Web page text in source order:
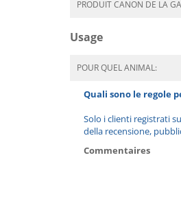
PRODUIT CANON DE LA
Usage
POUR QUEL ANIMAL:
Quali sono le regole
Solo i clienti registrati
della recensione,
Commentaires